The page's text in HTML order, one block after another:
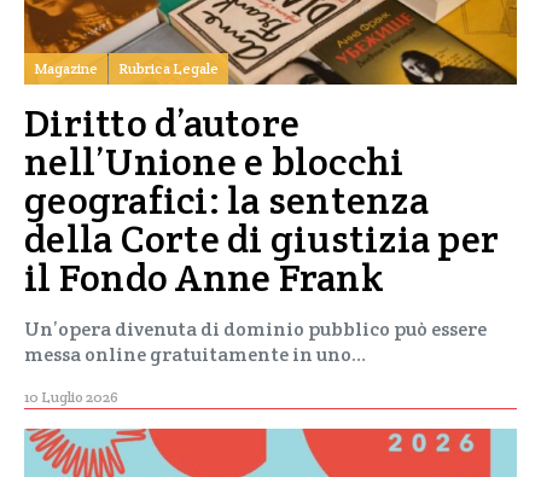
Magazine Rubrica Legale
Diritto d’autore
nell’Unione e blocchi
geografici: la sentenza
della Corte di giustizia per
il Fondo Anne Frank
Un’opera divenuta di dominio pubblico può essere
messa online gratuitamente in uno…
10 Luglio 2026